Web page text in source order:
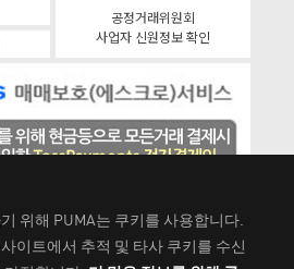
공정거래위원회
사업자 신원정보 확인